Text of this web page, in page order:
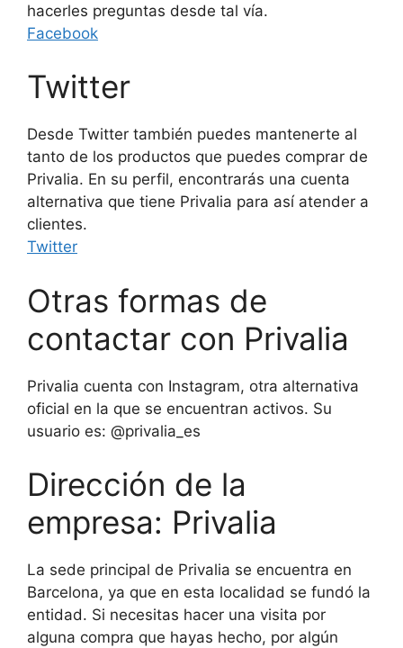
hacerles preguntas desde tal vía.
Facebook
Twitter
Desde Twitter también puedes mantenerte al
tanto de los productos que puedes comprar de
Privalia. En su perfil, encontrarás una cuenta
alternativa que tiene Privalia para así atender a
clientes.
Twitter
Otras formas de
contactar con Privalia
Privalia cuenta con Instagram, otra alternativa
oficial en la que se encuentran activos. Su
usuario es: @privalia_es
Dirección de la
empresa: Privalia
La sede principal de Privalia se encuentra en
Barcelona, ya que en esta localidad se fundó la
entidad. Si necesitas hacer una visita por
alguna compra que hayas hecho, por algún